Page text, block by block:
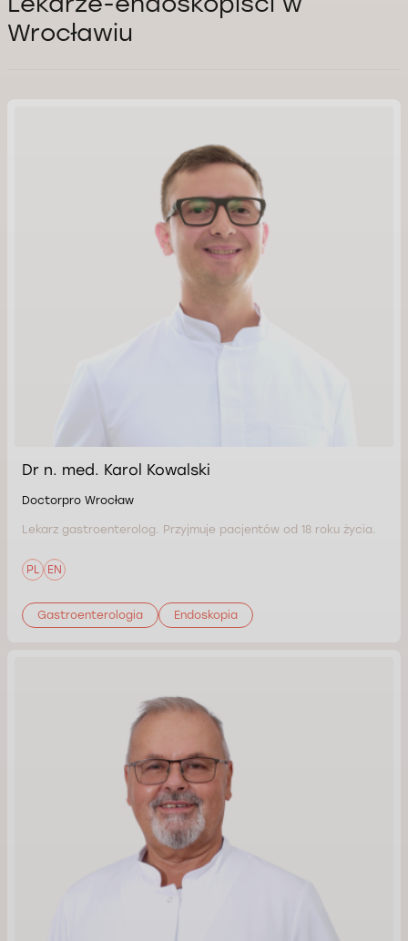
Wrocławiu
Dr n. med. Karol Kowalski
Doctorpro Wrocław
Lekarz gastroenterolog. Przyjmuje pacjentów od 18 roku życia.
PL EN
Gastroenterologia Endoskopia